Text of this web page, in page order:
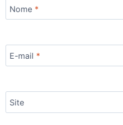
Nome *
E-mail *
Site